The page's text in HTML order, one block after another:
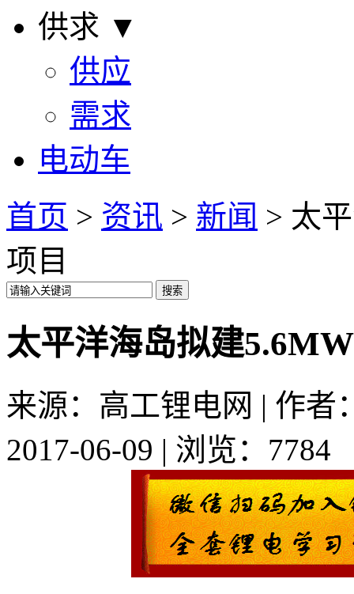
供求 ▼
供应
需求
电动车
首页 > 资讯 > 新闻 > 太
项目
太平洋海岛拟建
来源：高工锂电网 | 作者
2017-06-09 | 浏览：7784